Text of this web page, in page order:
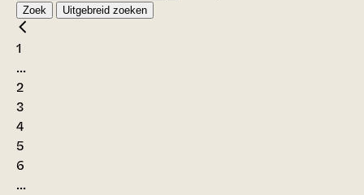
Zoek Uitgebreid zoeken
1
...
2
3
4
5
6
...